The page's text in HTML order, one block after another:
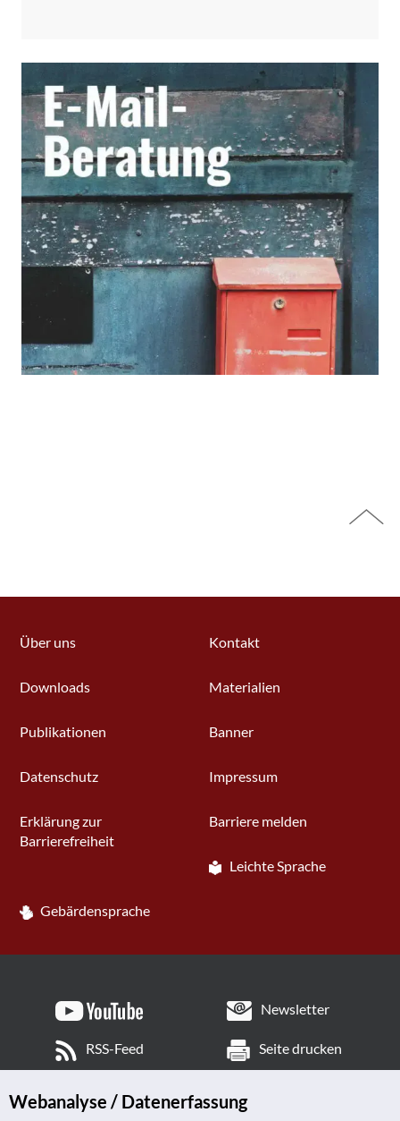
Über uns Kontakt
Downloads Materialien
Publikationen Banner
Datenschutz Impressum
Erklärung zur
Barrierefreiheit
Barriere melden
Leichte Sprache
Gebärdensprache
Newsletter
RSS-Feed Seite drucken
Webanalyse / Datenerfassung